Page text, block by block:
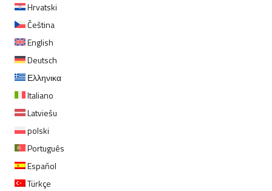
Hrvatski
Čeština
English
Deutsch
Ελληνικα
Italiano
Latviešu
polski
Português
Español
Türkçe